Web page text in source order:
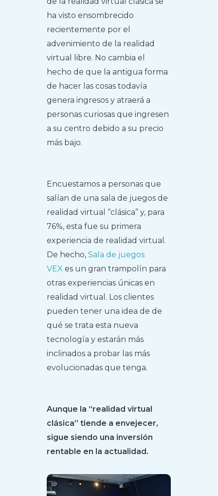
ha visto ensombrecido
recientemente por el
advenimiento de la realidad
virtual libre. No cambia el
hecho de que la antigua forma
de hacer las cosas todavía
genera ingresos y atraerá a
personas curiosas que ingresen
a su centro debido a su precio
más bajo.
Encuestamos a personas que
salían de una sala de juegos de
realidad virtual “clásica” y, para
76%, esta fue su primera
experiencia de realidad virtual.
De hecho,Sala de juegos
VEX es un gran trampolín para
otras experiencias únicas en
realidad virtual. Los clientes
pueden tener una idea de de
qué se trata esta nueva
tecnología y estarán más
inclinados a probar las más
evolucionadas que tenga.
Aunque la “realidad virtual
clásica” tiende a envejecer,
sigue siendo una inversión
rentable en la actualidad.